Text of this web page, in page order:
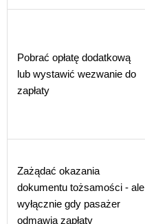
Pobrać opłatę dodatkową
lub wystawić wezwanie do
zapłaty
Zażądać okazania
dokumentu tożsamości - ale
wyłącznie gdy pasażer
odmawia zapłaty